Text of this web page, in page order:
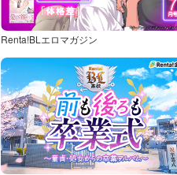
Renta!BLエロマガジン